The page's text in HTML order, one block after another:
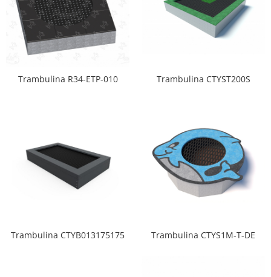
Trambulina R34-ETP-010 Trambulina CTYST200S
Trambulina CTYB013175175 Trambulina CTYS1M-T-DE